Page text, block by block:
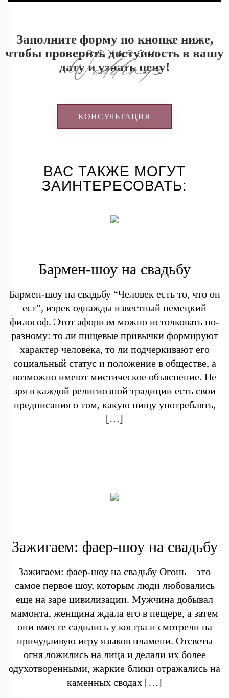
Заполните форму по кнопке ниже,
чтобы проверить доступность в вашу
дату и узнать цену!
КОНСУЛЬТАЦИЯ
ВАС ТАКЖЕ МОГУТ
ЗАИНТЕРЕСОВАТЬ:
Бармен-шоу на свадьбу
Бармен-шоу на свадьбу “Человек есть то, что он
ест”, изрек однажды известный немецкий
философ. Этот афоризм можно истолковать по-
разному: то ли пищевые привычки формируют
характер человека, то ли подчеркивают его
социальный статус и положение в обществе, а
возможно имеют мистическое объяснение. Не
зря в каждой религиозной традиции есть свои
предписания о том, какую пищу употреблять,
[…]
Зажигаем: фаер-шоу на свадьбу
Зажигаем: фаер-шоу на свадьбу Огонь – это
самое первое шоу, которым люди любовались
еще на заре цивилизации. Мужчина добывал
мамонта, женщина ждала его в пещере, а затем
они вместе садились у костра и смотрели на
причудливую игру языков пламени. Отсветы
огня ложились на лица и делали их более
одухотворенными, жаркие блики отражались на
каменных сводах […]